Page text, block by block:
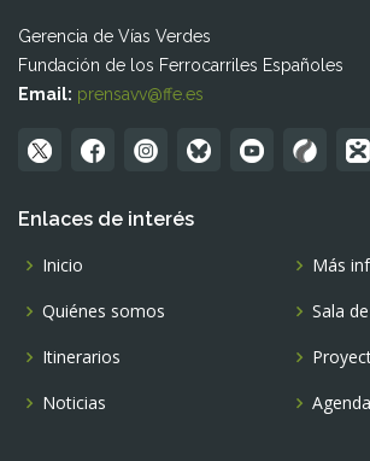
Gerencia de Vías Verdes
Fundación de los Ferrocarriles Españoles
Email: prensavv@ffe.es
Enlaces de interés
Inicio
Quiénes somos
Itinerarios
Noticias
Más
Sala